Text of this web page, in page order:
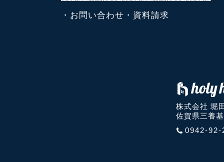
・お問い合わせ・資料請求
株式会社 堀
佐賀県三養
0942-92-